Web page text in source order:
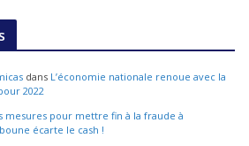
dans L’économie nationale renoue avec la
2022
mesures pour mettre fin à la fraude à
écarte le cash !